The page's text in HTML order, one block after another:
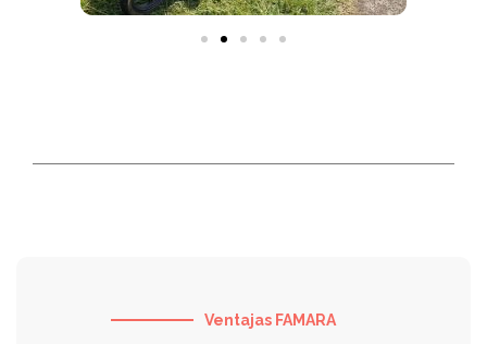
Ventajas FAMARA